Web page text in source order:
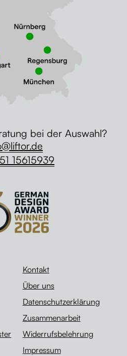
Kontakt
Über uns
Datenschutzerklärung
Zusammenarbeit
Widerrufsbelehrung
Impressum
bei der Auswahl?
15615939